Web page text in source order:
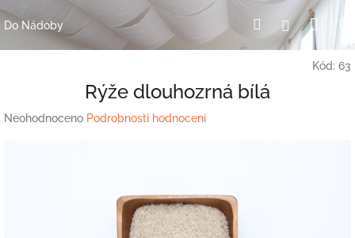
Přejít
naDo Nádoby HledatPřihlášení
Kód: 63
Rýže dlouhozrná bílá
Průměrné
Neohodnoceno Podrobnosti hodnocení